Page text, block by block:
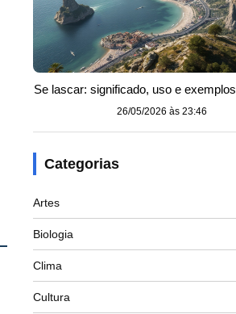
Se lascar: significado, uso e
26/05/2026 às 23:46
Categorias
Artes
Biologia
Clima
Cultura